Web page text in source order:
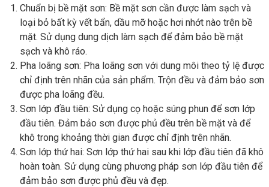
Chuẩn bị bề mặt sơn: Bề mặt sơn cần được làm sạch và
loại bỏ bất kỳ vết bẩn, dầu mỡ hoặc hơi nhớt nào trên bề
mặt. Sử dụng dung dịch làm sạch để đảm bảo bề mặt
sạch và khô ráo.
Pha loãng sơn: Pha loãng sơn với dung môi theo tỷ lệ được
chỉ định trên nhãn của sản phẩm. Trộn đều và đảm bảo sơn
được pha loãng đều.
Sơn lớp đầu tiên: Sử dụng cọ hoặc súng phun để sơn lớp
đầu tiên. Đảm bảo sơn được phủ đều trên bề mặt và để
khô trong khoảng thời gian được chỉ định trên nhãn.
Sơn lớp thứ hai: Sơn lớp thứ hai sau khi lớp đầu tiên đã khô
hoàn toàn. Sử dụng cùng phương pháp sơn lớp đầu tiên để
đảm bảo sơn được phủ đều và đẹp.